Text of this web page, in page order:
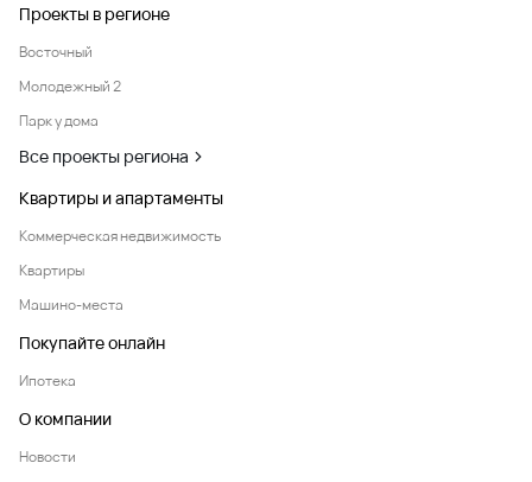
Проекты в регионе
Восточный
Молодежный 2
Парк у дома
Все проекты региона
Квартиры и апартаменты
Коммерческая недвижимость
Квартиры
Машино-места
Покупайте онлайн
Ипотека
О компании
Новости